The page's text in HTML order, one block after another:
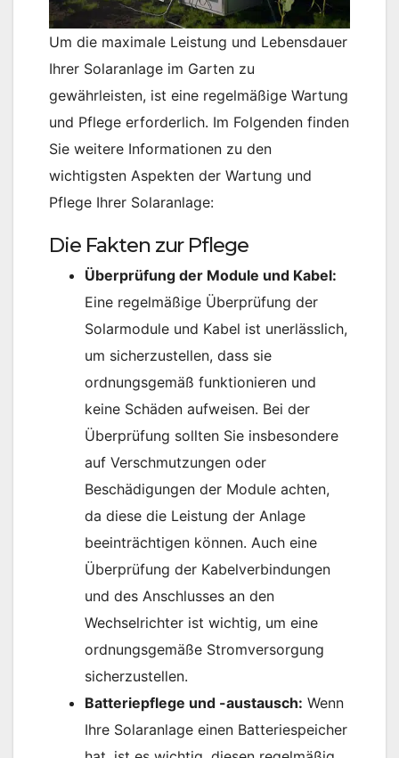
Um die maximale Leistung und Lebensdauer
Ihrer Solaranlage im Garten zu
gewährleisten, ist eine regelmäßige Wartung
und Pflege erforderlich. Im Folgenden finden
Sie weitere Informationen zu den
wichtigsten Aspekten der Wartung und
Pflege Ihrer Solaranlage:
Die Fakten zur Pflege
Überprüfung der Module und Kabel:
Eine regelmäßige Überprüfung der
Solarmodule und Kabel ist unerlässlich,
um sicherzustellen, dass sie
ordnungsgemäß funktionieren und
keine Schäden aufweisen. Bei der
Überprüfung sollten Sie insbesondere
auf Verschmutzungen oder
Beschädigungen der Module achten,
da diese die Leistung der Anlage
beeinträchtigen können. Auch eine
Überprüfung der Kabelverbindungen
und des Anschlusses an den
Wechselrichter ist wichtig, um eine
ordnungsgemäße Stromversorgung
sicherzustellen.
Batteriepflege und -austausch: Wenn
Ihre Solaranlage einen Batteriespeicher